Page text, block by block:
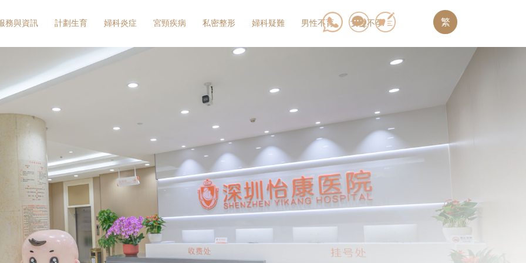
務與資訊 計劃生育 婦科炎症 宮頸疾病 私密整形 婦科疑難 男性不育 女性不孕 繁